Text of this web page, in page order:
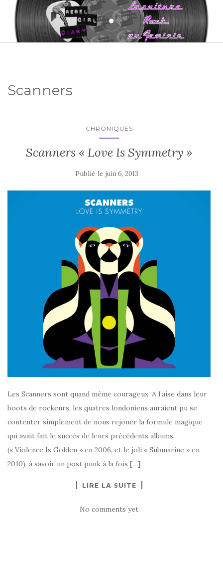
Scanners
CHRONIQUES
Scanners « Love Is Symmetry »
Publié le juin 6, 2013
Les Scanners sont quand même courageux. A l’aise dans leur
boots de rockeurs, les quatres londoniens auraient pu se
contenter simplement de nous rejouer la formule magique
qui avait fait le succès de leurs précédents albums
(« Violence Is Golden » en 2006, et le joli « Submarine » en
2010), à savoir un post punk à la fois […]
LIRE LA SUITE
No comments yet